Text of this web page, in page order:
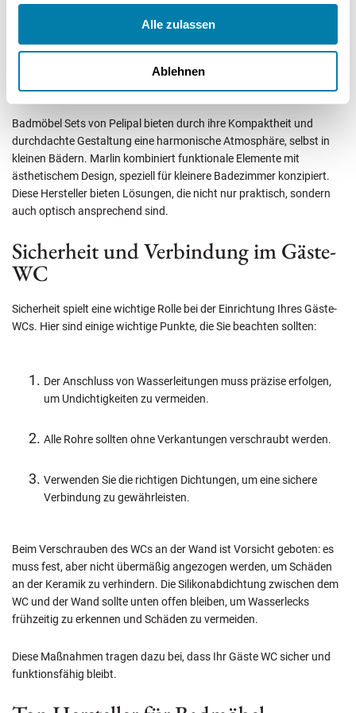
Alle zulassen
Ablehnen
Badezimmer und das Wohlbefinden. Diese Materialien bringen ein
Stück Natur in Ihr Zuhause und schaffen eine entspannende
Atmosphäre.
Badmöbel Sets von Pelipal bieten durch ihre Kompaktheit und
durchdachte Gestaltung eine harmonische Atmosphäre, selbst in
kleinen Bädern. Marlin kombiniert funktionale Elemente mit
ästhetischem Design, speziell für kleinere Badezimmer konzipiert.
Diese Hersteller bieten Lösungen, die nicht nur praktisch, sondern
auch optisch ansprechend sind.
Sicherheit und Verbindung im Gäste-
WC
Sicherheit spielt eine wichtige Rolle bei der Einrichtung Ihres Gäste-
WCs. Hier sind einige wichtige Punkte, die Sie beachten sollten:
Der Anschluss von Wasserleitungen muss präzise erfolgen,
um Undichtigkeiten zu vermeiden.
Alle Rohre sollten ohne Verkantungen verschraubt werden.
Verwenden Sie die richtigen Dichtungen, um eine sichere
Verbindung zu gewährleisten.
Beim Verschrauben des WCs an der Wand ist Vorsicht geboten: es
muss fest, aber nicht übermäßig angezogen werden, um Schäden
an der Keramik zu verhindern. Die Silikonabdichtung zwischen dem
WC und der Wand sollte unten offen bleiben, um Wasserlecks
frühzeitig zu erkennen und Schäden zu vermeiden.
Diese Maßnahmen tragen dazu bei, dass Ihr Gäste WC sicher und
funktionsfähig bleibt.